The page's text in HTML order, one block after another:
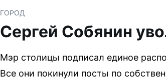
ГОРОД
Сергей Собянин
Мэр столицы подписал единое
Все они покинули посты по